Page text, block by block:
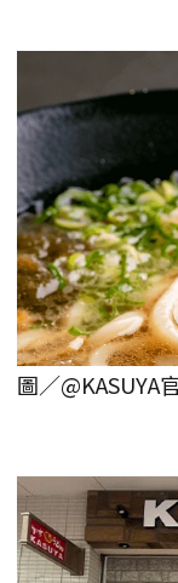
圖／@KASUYA